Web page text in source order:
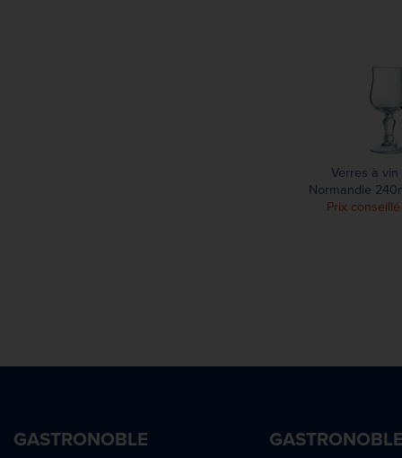
Verres à vin
Normandie
Prix
GASTRONOBLE